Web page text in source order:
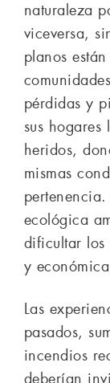
naturaleza
viceversa,
planos
pérdidas y
sus
heridos,
mismas
ecológica
dificultar los
y
Las
pasados,
incendios